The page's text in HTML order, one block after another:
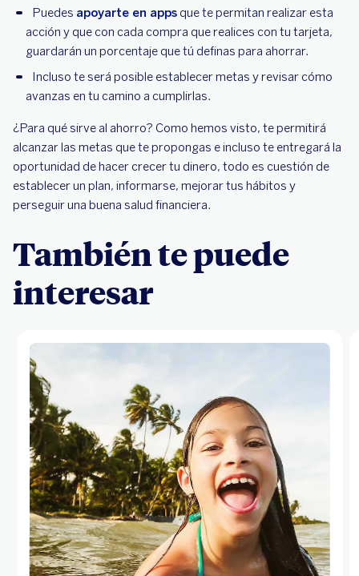
Puedes apoyarte en apps que te permitan realizar esta
acción y que con cada compra que realices con tu tarjeta,
guardarán un porcentaje que tú definas para ahorrar.
Incluso te será posible establecer metas y revisar cómo
avanzas en tu camino a cumplirlas.
¿Para qué sirve al ahorro? Como hemos visto, te permitirá
alcanzar las metas que te propongas e incluso te entregará la
oportunidad de hacer crecer tu dinero, todo es cuestión de
establecer un plan, informarse, mejorar tus hábitos y
perseguir una buena salud financiera.
También te puede
interesar